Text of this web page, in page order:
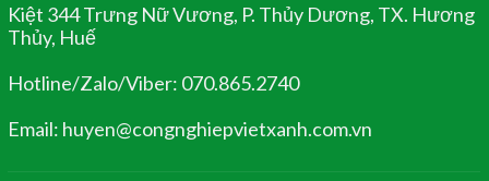
Kiệt 344 Trưng Nữ Vương, P. Thủy Dương, TX. Hương
Thủy, Huế
Hotline/Zalo/Viber: 070.865.2740
Email: huyen@congnghiepvietxanh.com.vn